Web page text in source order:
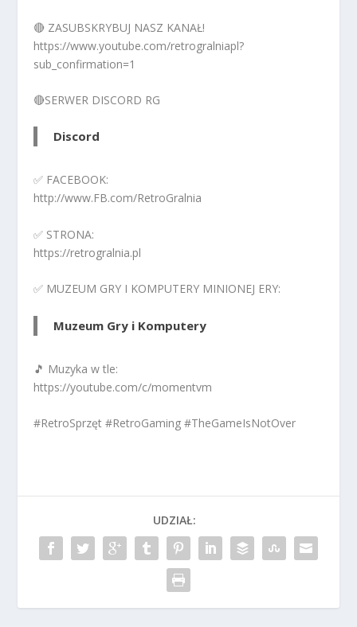
🔴 ZASUBSKRYBUJ NASZ KANAŁ!
https://www.youtube.com/retrogralniapl?
sub_confirmation=1
🔴SERWER DISCORD RG
Discord
✅ FACEBOOK:
http://www.FB.com/RetroGralnia
✅ STRONA:
https://retrogralnia.pl
✅ MUZEUM GRY I KOMPUTERY MINIONEJ ERY:
Muzeum Gry i Komputery
🎵 Muzyka w tle:
https://youtube.com/c/momentvm
#RetroSprzęt #RetroGaming #TheGameIsNotOver
UDZIAŁ: